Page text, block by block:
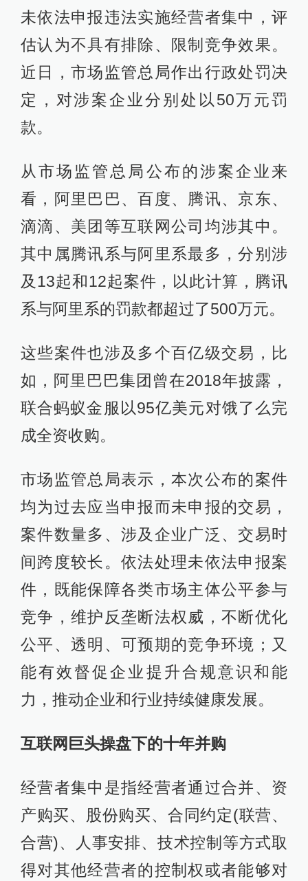
未依法申报违法实施经营者集中，评
估认为不具有排除、限制竞争效果。
近日，市场监管总局作出行政处罚决
定，对涉案企业分别处以50万元罚
款。
从市场监管总局公布的涉案企业来
看，阿里巴巴、百度、腾讯、京东、
滴滴、美团等互联网公司均涉其中。
其中属腾讯系与阿里系最多，分别涉
及13起和12起案件，以此计算，腾讯
系与阿里系的罚款都超过了500万元。
这些案件也涉及多个百亿级交易，比
如，阿里巴巴集团曾在2018年披露，
联合蚂蚁金服以95亿美元对饿了么完
成全资收购。
市场监管总局表示，本次公布的案件
均为过去应当申报而未申报的交易，
案件数量多、涉及企业广泛、交易时
间跨度较长。依法处理未依法申报案
件，既能保障各类市场主体公平参与
竞争，维护反垄断法权威，不断优化
公平、透明、可预期的竞争环境；又
能有效督促企业提升合规意识和能
力，推动企业和行业持续健康发展。
互联网巨头操盘下的十年并购
经营者集中是指经营者通过合并、资
产购买、股份购买、合同约定(联营、
合营)、人事安排、技术控制等方式取
得对其他经营者的控制权或者能够对